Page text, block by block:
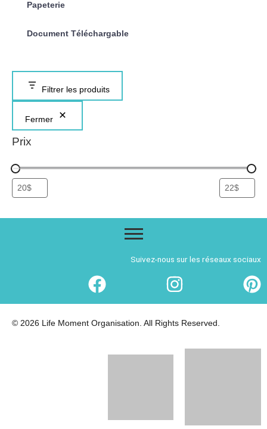
Papeterie
Document Téléchargable
Filtrer les produits
Fermer
Prix
Suivez-nous sur les réseaux sociaux
© 2026 Life Moment Organisation. All Rights Reserved.